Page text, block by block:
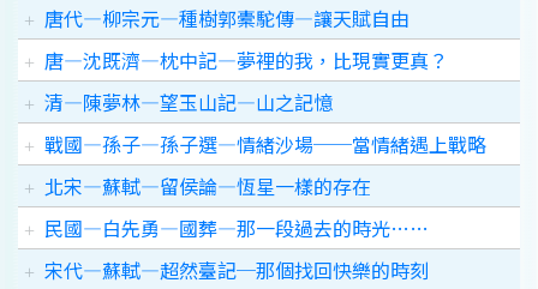
唐代—柳宗元—種樹郭橐駝傳—讓天賦自由
唐—沈既濟—枕中記—夢裡的我，比現實更真？
清—陳夢林—望玉山記—山之記憶
戰國—孫子—孫子選—情緒沙場──當情緒遇上戰略
北宋—蘇軾—留侯論—恆星一樣的存在
民國—白先勇—國葬—那一段過去的時光……
宋代—蘇軾—超然臺記─那個找回快樂的時刻